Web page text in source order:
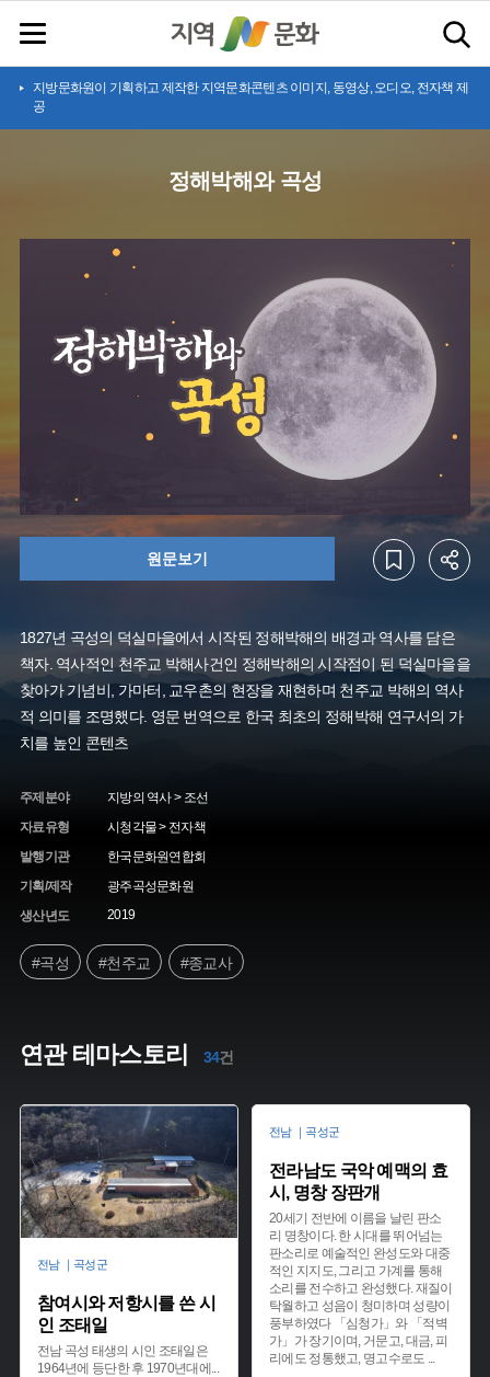
지방문화원이 기획하고 제작한 지역문화콘텐츠 이미지, 동영상, 오디오, 전자책 제
공
정해박해와 곡성
1827년 곡성의 덕실마을에서 시작된 정해박해의 배경과 역사를 담은
책자. 역사적인 천주교 박해사건인 정해박해의 시작점이 된 덕실마을을
찾아가 기념비, 가마터, 교우촌의 현장을 재현하며 천주교 박해의 역사
적 의미를 조명했다. 영문 번역으로 한국 최초의 정해박해 연구서의 가
치를 높인 콘텐츠
주제분야
지방의 역사 > 조선
자료유형
시청각물 > 전자책
발행기관
한국문화원연합회
기획/제작
광주곡성문화원
생산년도
2019
원문보기
#곡성 #천주교 #종교사
연관 테마스토리 34건
전남 ｜곡성군
참여시와 저항시를 쓴 시
인 조태일
전남 곡성 태생의 시인 조태일은
1964년에 등단한 후 1970년대에 ...
전남 ｜곡성군
전라남도 국악 예맥의 효
시, 명창 장판개
20세기 전반에 이름을 날린 판소
리 명창이다. 한 시대를 뛰어넘는
판소리로 예술적인 완성도와 대중
적인 지지도, 그리고 가계를 통해
소리를 전수하고 완성했다. 재질이
탁월하고 성음이 청미하며 성량이
풍부하였다 「심청가」와 「적벽
가」가 장기이며, 거문고, 대금, 피
리에도 정통했고, 명고수로도 ...